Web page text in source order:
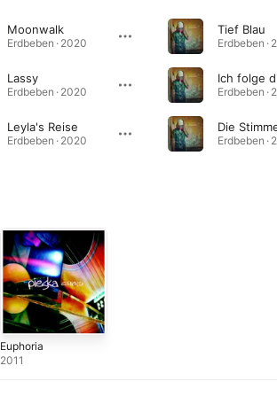
Moonwalk
Erdbeben · 2020
Lassy
Erdbeben · 2020
Leyla's Reise
Erdbeben · 2020
Tief Blau
Erdbeben ·
Ich folge
Erdbeben ·
Die
Erdbeben ·
Euphoria
2011